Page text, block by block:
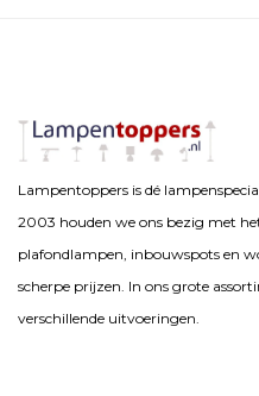
Lampentoppers is dé
2003 houden we ons bezig met
plafondlampen, inbouwspots en
scherpe prijzen. In ons grote
verschillende uitvoeringen.